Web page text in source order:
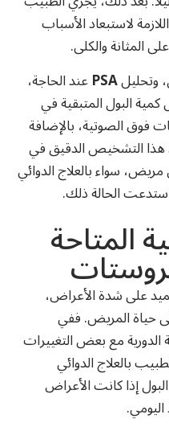
لاستبعاد الأسباب
المثانة والكلى.
وتحليلPSAعند الحاجة،
البول المتبقية في
فوق الصوتية، بالإضافة
هذا التشخيص الدقيق في
سواء بالعلاج الدوائي
استدعت الحالة ذلك.
المتاحة
على شدة الأعراض،
حياة المريض. ففي
الدورية مع بعض التغييرات
بالعلاج الدوائي
إذا كانت الأعراض